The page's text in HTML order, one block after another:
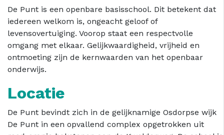
De Punt is een openbare basisschool. Dit betekent dat
iedereen welkom is, ongeacht geloof of
levensovertuiging. Voorop staat een respectvolle
omgang met elkaar. Gelijkwaardigheid, vrijheid en
ontmoeting zijn de kernwaarden van het openbaar
onderwijs.
Locatie
De Punt bevindt zich in de gelijknamige Osdorpse wijk
De Punt in een opvallend complex opgetrokken uit